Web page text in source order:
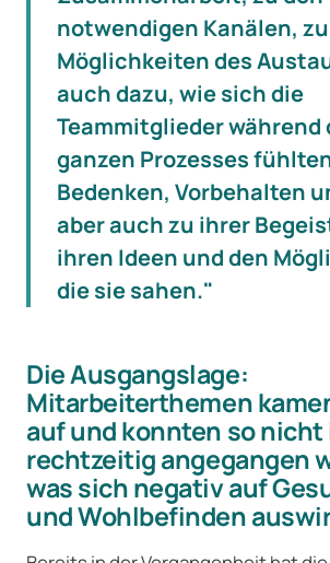
notwendigen Kanälen,
Möglichkeiten des
auch dazu, wie sich die
Teammitglieder während
ganzen Prozesses
Bedenken, Vorbehalten
aber auch zu ihrer
ihren Ideen und den
die sie sahen."
Die Ausgangslage:
Mitarbeiterthemen
auf und konnten so nicht
rechtzeitig angegangen
was sich negativ auf
und Wohlbefinden